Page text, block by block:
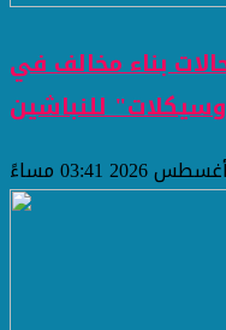
أول: إزالة 3 حالات بناء مخالف في
للنباشين